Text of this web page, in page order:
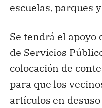
escuelas, parques
Se tendrá el apoyo
de Servicios
colocación de
para que los
artículos en